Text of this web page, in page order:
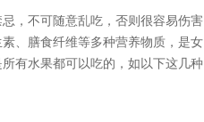
，不可随意乱吃，否则很容易伤害
、膳食纤维等多种营养物质，是女
有水果都可以吃的，如以下这几种